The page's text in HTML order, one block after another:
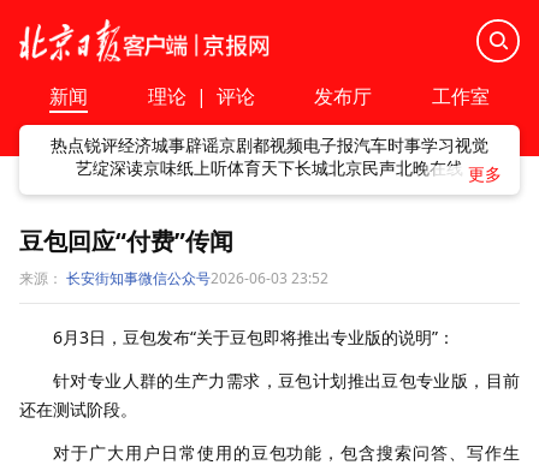
新闻 理论 | 评论 发布厅 工作室
热点锐评经济城事辟谣京剧都视频电子报汽车时事学习视觉
艺绽深读京味纸上听体育天下长城北京民声北晚在线
豆包回应“付费”传闻
来源： 长安街知事微信公众号2026-06-03 23:52
6月3日，豆包发布“关于豆包即将推出专业版的说明”：
针对专业人群的生产力需求，豆包计划推出豆包专业版，目前
还在测试阶段。
对于广大用户日常使用的豆包功能，包含搜索问答、写作生